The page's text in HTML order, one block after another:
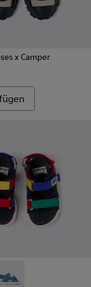
x Camper
x Camper -
Choses x